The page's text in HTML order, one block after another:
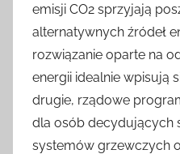
emisji CO2 sprzyjają
alternatywnych źródeł
rozwiązanie oparte na
energii idealnie wpisują
drugie, rządowe
dla osób decydujących
systemów grzewczych